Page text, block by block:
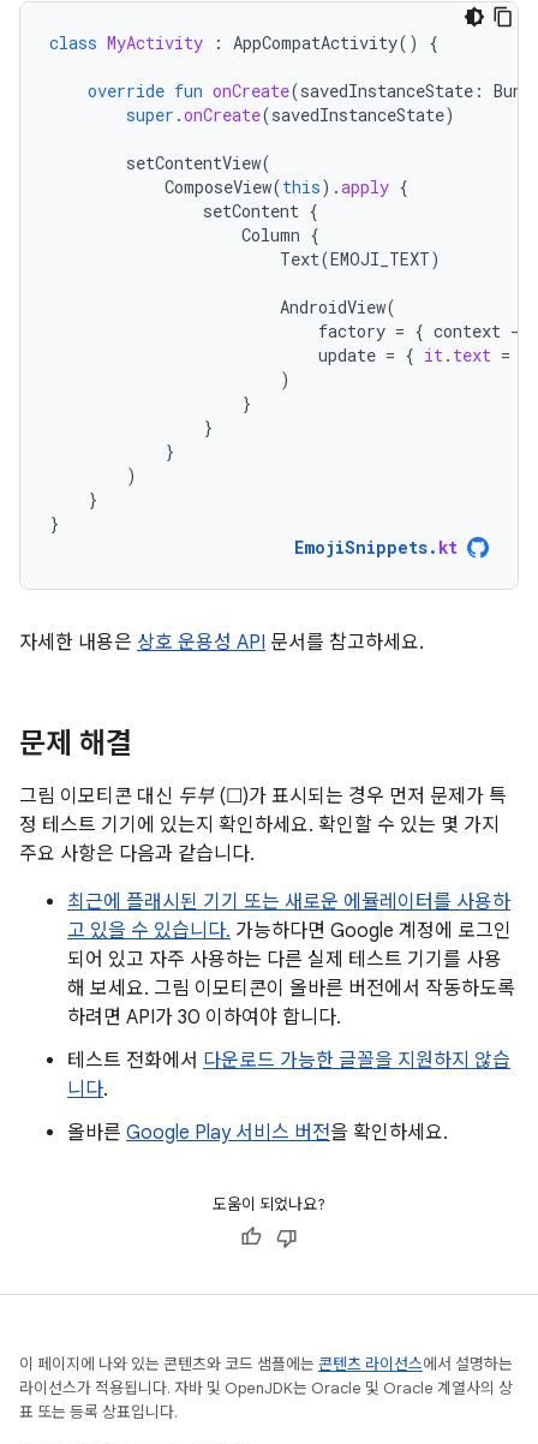
class MyActivity : AppCompatActivity() {
override fun onCreate(savedInstanceState :
super .onCreate(savedInstanceState)
setContentView(
ComposeView(this).apply {
setContent {
Column {
Text(EMOJI_TEXT)
AndroidView(
factory = { context -
update = { it. text =
)
}
}
}
)
}
}
EmojiSnippets. kt
자세한 내용은 상호 운용성 API 문서를 참고하세요.
문제 해결
그림 이모티콘 대신 두부 (☐)가 표시되는 경우 먼저 문제가 특
정 테스트 기기에 있는지 확인하세요. 확인할 수 있는 몇 가지
주요 사항은 다음과 같습니다.
최근에 플래시된 기기 또는 새로운 에뮬레이터를 사용하
고 있을 수 있습니다. 가능하다면 Google 계정에 로그인
되어 있고 자주 사용하는 다른 실제 테스트 기기를 사용
해 보세요. 그림 이모티콘이 올바른 버전에서 작동하도록
하려면 API가 30 이하여야 합니다.
테스트 전화에서 다운로드 가능한 글꼴을 지원하지 않습
니다.
올바른 Google Play 서비스 버전을 확인하세요.
도움이 되었나요?
이 페이지에 나와 있는 콘텐츠와 코드 샘플에는 콘텐츠 라이선스에서 설명하는
라이선스가 적용됩니다. 자바 및 OpenJDK는 Oracle 및 Oracle 계열사의 상
표 또는 등록 상표입니다.